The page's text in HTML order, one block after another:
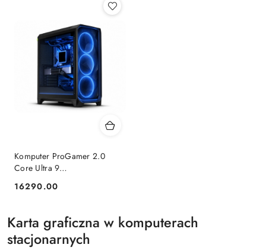
Komputer ProGamer 2.0
Core Ultra 9
5080/W11
Cena:
16290.00
Karta graficzna w komputerach
stacjonarnych